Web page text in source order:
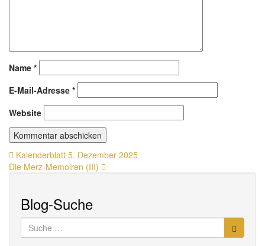
Name *
E-Mail-Adresse *
Website
Beitragsnavigation
Kalenderblatt 5. Dezember 2025
Die Merz-Memoiren (III)
Blog-Suche
Suche
nach: